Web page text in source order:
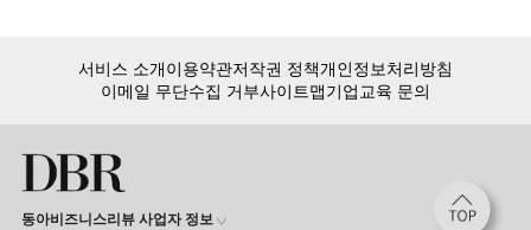
서비스 소개이용약관저작권 정책개인정보처리방침
이메일 무단수집 거부사이트맵기업교육 문의
동아비즈니스리뷰 사업자 정보